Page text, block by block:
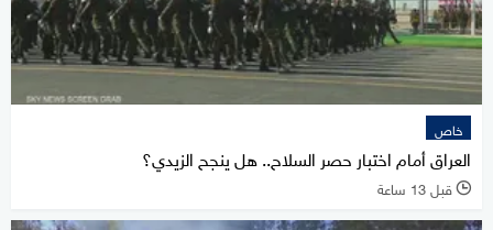
خاص
العراق أمام اختبار حصر السلاح.. هل ينجح الزيدي؟
l قبل 13 ساعة